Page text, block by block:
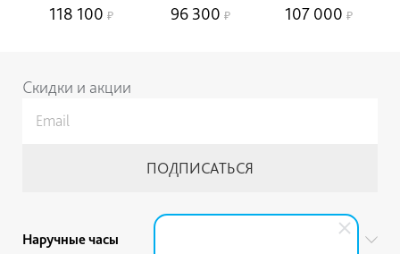
118 100 96 300 107 000
Скидки и акции
Наручные часы